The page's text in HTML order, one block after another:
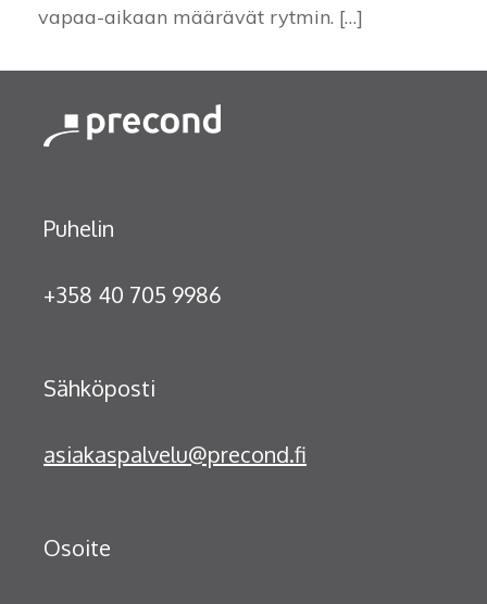
vapaa-aikaan määrävät rytmin. […]
Puhelin
+358 40 705 9986
Sähköposti
asiakaspalvelu@precond.fi
Osoite